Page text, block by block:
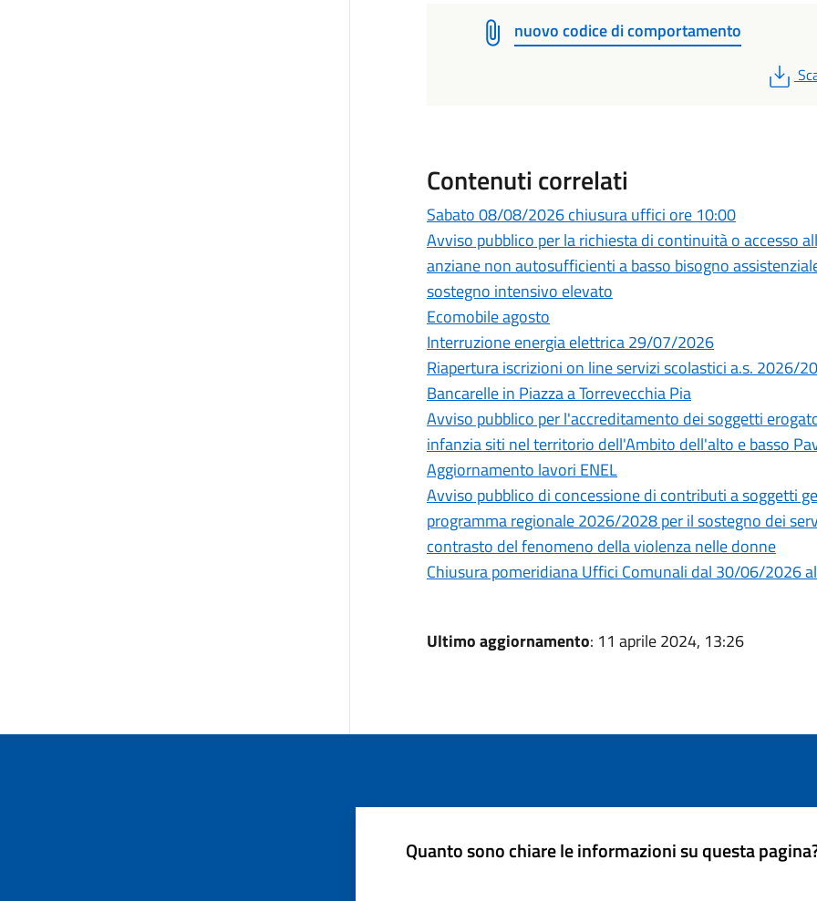
nuovo codice di comportamento
Contenuti correlati
Sabato 08/08/2026 chiusura uffici ore 10:00
Avviso pubblico per la richiesta di continuità o accesso
anziane non autosufficienti a basso bisogno
sostegno intensivo elevato
Ecomobile agosto
Interruzione energia elettrica 29/07/2026
Riapertura iscrizioni on line servizi scolastici a.s. 2026/
Bancarelle in Piazza a Torrevecchia Pia
Avviso pubblico per l'accreditamento dei soggetti
infanzia siti nel territorio dell'Ambito dell'alto e basso
Aggiornamento lavori ENEL
Avviso pubblico di concessione di contributi a soggetti
programma regionale 2026/2028 per il sostegno dei
contrasto del fenomeno della violenza nelle donne
Chiusura pomeridiana Uffici Comunali dal 30/06/2026
Ultimo aggiornamento: 11 aprile 2024, 13:26
Quanto sono chiare le informazioni su questa